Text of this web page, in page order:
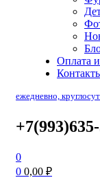
Оплата и
ежедневно,
0
0 0,00 ₽